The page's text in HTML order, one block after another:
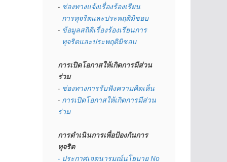
- ช่องทางแจ้งเรื่องร้องเรียน
  การทุจริตและประพฤติมิชอบ
- ข้อมูลสถิติเรื่องร้องเรียนการ
  ทุจริตและประพฤติมิชอบ
การเปิดโอกาสให้เกิดการมีส่วน
ร่วม
- ช่องทางการรับฟังความคิดเห็น
- การเปิดโอกาสให้เกิดการมีส่วน
ร่วม
การดำเนินการเพื่อป้องกันการ
ทุจริต
- ประกาศเจตนารมณ์นโยบาย No